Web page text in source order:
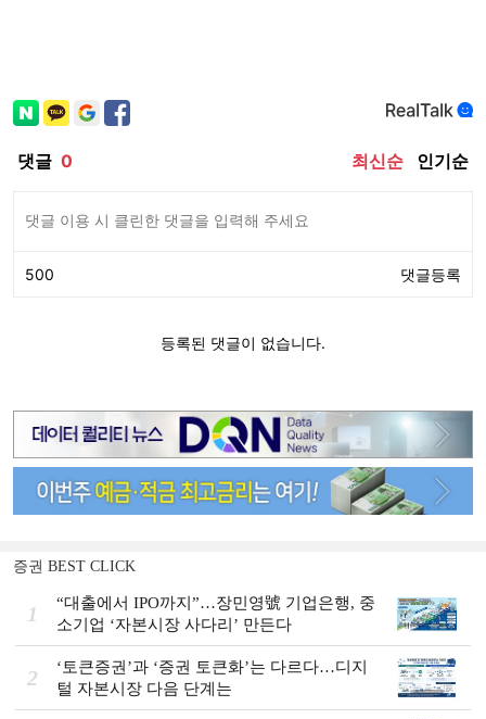
증권 BEST CLICK
1
“대출에서 IPO까지”…장민영號 기업은행, 중
소기업 ‘자본시장 사다리’ 만든다
2
‘토큰증권’과 ‘증권 토큰화’는 다르다…디지
털 자본시장 다음 단계는